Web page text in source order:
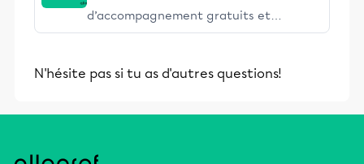
d’accompagnement gratuits et
stimulants, Alloprof engage les élèves
éducative.
N'hésite pas si tu as d'autres questions!